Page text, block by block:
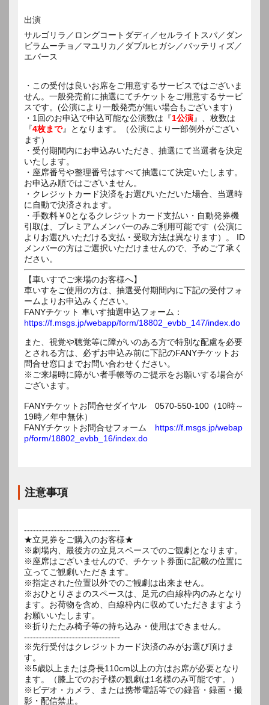
出演
サルゴリラ／ロングコートダディ／セルライトスパ／ダン
ビラムーチョ／マユリカ／ダブルヒガシ／バッテリィズ／
エバース
・この受付は良いお席をご用意するサービスではございま
せん。一般発売前に抽選にてチケットをご用意するサービ
スです。(公演により一般発売が無い場合もございます）
・1回のお申込で申込可能な公演数は『1公演』、枚数は
『4枚まで』となります。（公演により一部例外がござい
ます）
・受付期間内にお申込みいただき、抽選にて当選者を決定
いたします。
・座席番号や整理番号はすべて抽選にて決定いたします。
お申込み順ではございません。
・クレジットカード決済をお選びいただいた場合、当選時
に自動で決済されます。
・手数料￥0となるクレジットカード支払い・自動発券機
引取は、プレミアムメンバーのみご利用可能です（公演に
よりお選びいただける支払・受取方法は異なります）。 ID
メンバーの方はご選択いただけませんので、予めご了承く
ださい。
【車いすでご来場のお客様へ】
車いすをご使用の方は、抽選受付期間内に下記の受付フォ
ームよりお申込みください。
FANYチケット 車いす抽選申込フォーム：
https://f.msgs.jp/webapp/form/18802_evbb_147/index.do
また、視覚や聴覚等に障がいのある方で特別な配慮を必要
とされる方は、必ずお申込み前に下記のFANYチケットお
問合せ窓口までお問い合わせください。
※ご来場時に障がい者手帳等のご提示をお願いする場合が
ございます。
FANYチケットお問合せダイヤル 0570-550-100（10時～
19時／年中無休）
FANYチケットお問合せフォーム https://f.msgs.jp/webap
p/form/18802_evbb_16/index.do
注意事項
--------------------------------
★立見券をご購入のお客様★
※劇場内、最後方の立見スペースでのご観劇となります。
※座席はございませんので、チケット券面に記載の位置に
立ってご観劇いただきます。
※指定された位置以外でのご観劇は出来ません。
※おひとりさまのスペースは、足元の白線枠内のみとなり
ます。お荷物を含め、白線枠内に収めていただきますよう
お願いいたします。
※折りたたみ椅子等の持ち込み・使用はできません。
--------------------------------
※先行受付はクレジットカード決済のみがお選び頂けま
す。
※5歳以上または身長110cm以上の方はお席が必要となり
ます。（膝上でのお子様の観劇は1名様のみ可能です。）
※ビデオ・カメラ、または携帯電話等での録音・録画・撮
影・配信禁止。